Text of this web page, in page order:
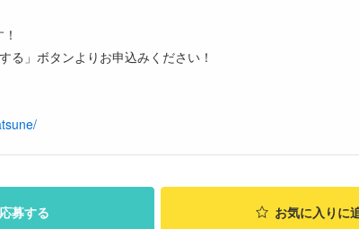
る」ボタンよりお申込みください！
募する お気に入り に